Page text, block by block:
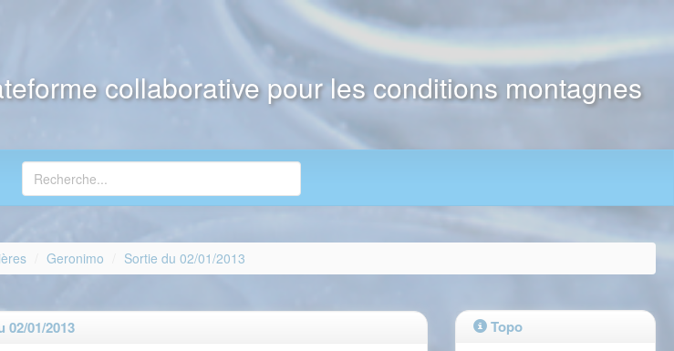
collaborative pour les conditions montagnes
Geronimo Sortie du 02/01/2013
01/2013 Topo